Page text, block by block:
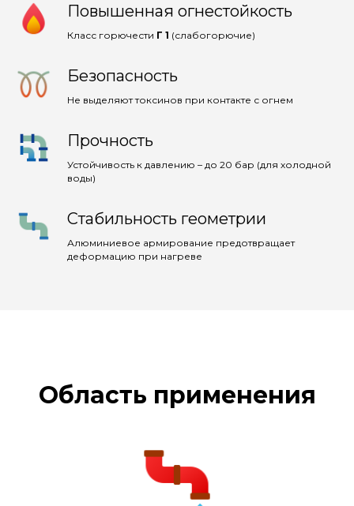
Повышенная огнестойкость
Класс горючести Г 1 (слабогорючие)
Безопасность
Не выделяют токсинов при контакте с огнем
Прочность
Устойчивость к давлению – до 20 бар (для холодной
воды)
Стабильность геометрии
Алюминиевое армирование предотвращает
деформацию при нагреве
Область применения